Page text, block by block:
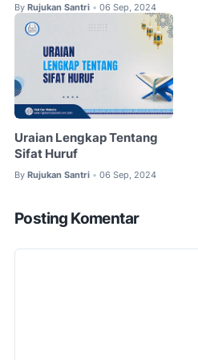
By Rujukan Santri • 06 Sep, 2024
Uraian Lengkap Tentang
Sifat Huruf
By Rujukan Santri • 06 Sep, 2024
Posting Komentar